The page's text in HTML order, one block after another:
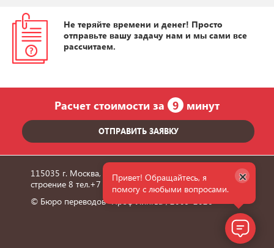
Не теряйте времени и денег! Просто
отправьте вашу задачу нам и мы сами все
рассчитаем.
Расчет стоимости за 9 минут
ОТПРАВИТЬ ЗАЯВКУ
115035 г. Москва, улица Пятницкая, дом 6/1,
строение 8 тел.+7 495 660 36 24
© Бюро переводов "Проф Лингва", 2009-2026
Привет! Обращайтесь, я
помогу с любыми вопросами.
×